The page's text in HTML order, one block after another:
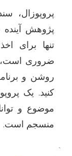
پروپوزال،
پژوهش
تنها برای
ضروری است،
روشن و
کنید. یک
موضوع و
منسجم است.
`